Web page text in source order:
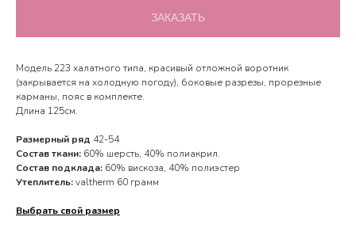
ЗАКАЗАТЬ
Модель 223 халатного типа, красивый отложной воротник
(закрывается на холодную погоду), боковые разрезы, прорезные
карманы, пояс в комплекте.
Длина 125см.
Размерный ряд 42-54
Состав ткани: 60% шерсть, 40% полиакрил.
Состав подклада: 60% вискоза, 40% полиэстер
Утеплитель:valtherm 60 грамм
Выбрать свой размер